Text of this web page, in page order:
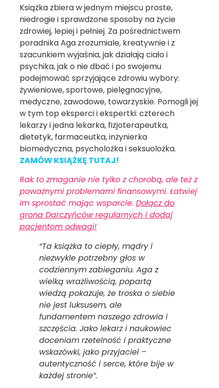
Książka zbiera w jednym miejscu proste,
niedrogie i sprawdzone sposoby na życie
zdrowiej, lepiej i pełniej. Za pośrednictwem
poradnika Aga zrozumiale, kreatywnie i z
szacunkiem wyjaśnia, jak działają ciało i
psychika, jak o nie dbać i po swojemu
podejmować sprzyjające zdrowiu wybory:
żywieniowe, sportowe, pielęgnacyjne,
medyczne, zawodowe, towarzyskie. Pomogli jej
w tym top eksperci i ekspertki: czterech
lekarzy i jedna lekarka, fizjoterapeutka,
dietetyk, farmaceutka, inżynierka
biomedyczna, psycholożka i seksuolożka.
ZAMÓW KSIĄŻKĘ TUTAJ!
Rak to zmaganie nie tylko z chorobą, ale też z
poważnymi problemami finansowymi. Łatwiej
im sprostać mając wsparcie. Dołącz do
grona Darczyńców regularnych i dodaj
pacjentom odwagi!
“Ta książka to ciepły, mądry i
niezwykle potrzebny głos w
codziennym zabieganiu. Aga z
wielką wrażliwością, popartą
wiedzą pokazuje, że troska o siebie
nie jest luksusem, ale
fundamentem naszego zdrowia i
szczęścia. Jako lekarz i naukowiec
doceniam rzetelność i praktyczne
wskazówki, jako przyjaciel –
autentyczność i serce, które bije w
każdej stronie”.